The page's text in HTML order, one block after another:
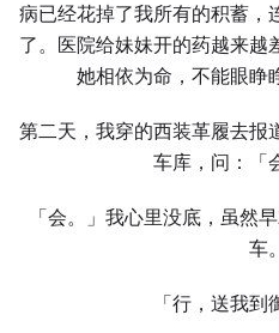
病已经花掉了我所有的积蓄，
了。医院给妹妹开的药越来越
她相依为命，不能眼睁
第二天，我穿的西装革履去报
车库，问：「
「会。」我心里没底，虽然
车。
「行，送我到